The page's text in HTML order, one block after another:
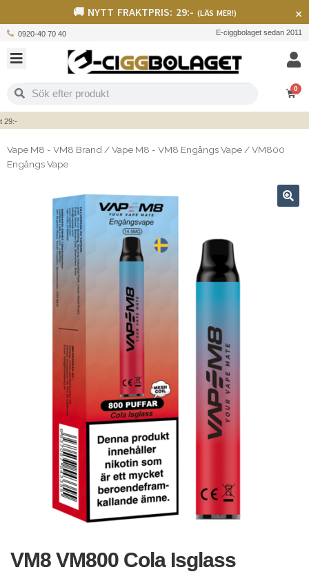
🚚 NYTT FRAKTPRIS: 29:- (LÄS MER!) ×
0920-40 70 40 E-ciggbolaget sedan 2011
0
Vape M8 - VM8 Brand /Vape M8 - VM8 Engångs Vape /VM800
Engångs Vape
VM8 VM800 Cola Isglass